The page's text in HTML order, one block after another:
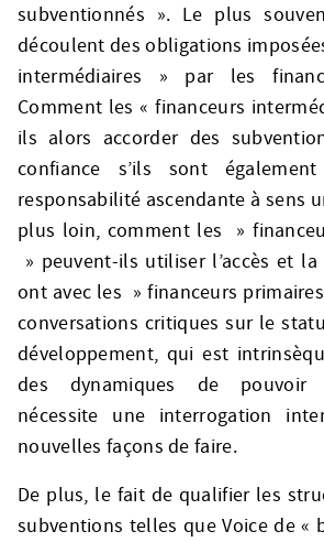
subventionnés ». Le plus
découlent des obligations
intermédiaires » par les
Comment les « financeurs
ils alors accorder des
confiance s’ils sont
responsabilité ascendante à sens
plus loin, comment les »
» peuvent-ils utiliser l’accès et
ont avec les » financeurs
conversations critiques sur le
développement, qui est
des dynamiques de pouvoir
nécessite une interrogation
nouvelles façons de faire.
De plus, le fait de qualifier les
subventions telles que Voice de «